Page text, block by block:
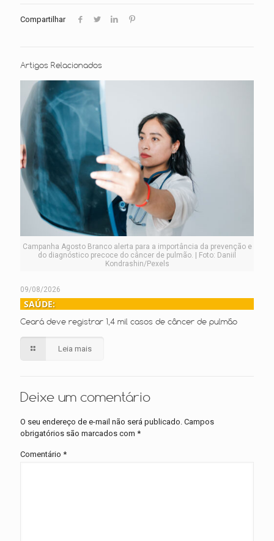
Compartilhar
Artigos Relacionados
Campanha Agosto Branco alerta para a importância da prevenção e
do diagnóstico precoce do câncer de pulmão. | Foto: Daniil
Kondrashin/Pexels
09/08/2026
SAÚDE:
Ceará deve registrar 1,4 mil casos de câncer de pulmão
Leia mais
Deixe um comentário
O seu endereço de e-mail não será publicado. Campos
obrigatórios são marcados com *
Comentário *